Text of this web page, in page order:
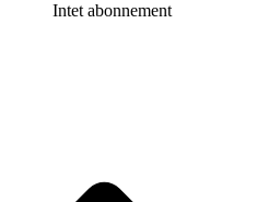
Intet abonnement